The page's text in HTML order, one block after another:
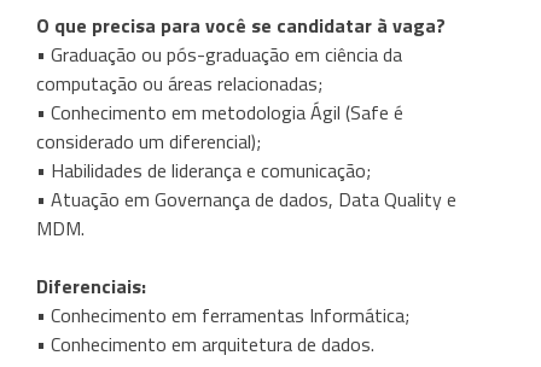
O que precisa para você se candidatar à vaga?
• Graduação ou pós-graduação em ciência da
computação ou áreas relacionadas;
• Conhecimento em metodologia Ágil (Safe é
considerado um diferencial);
• Habilidades de liderança e comunicação;
• Atuação em Governança de dados, Data Quality e
MDM.
Diferenciais:
• Conhecimento em ferramentas Informática;
• Conhecimento em arquitetura de dados.